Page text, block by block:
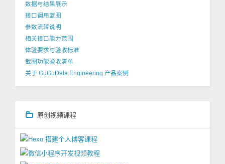
数据与结果展示
接口调用蓝图
参数流转说明
相关接口能力范围
体验要求与验收标准
截图功能验收清单
关于 GuGuData Engineering 产品案例
原创视频课程